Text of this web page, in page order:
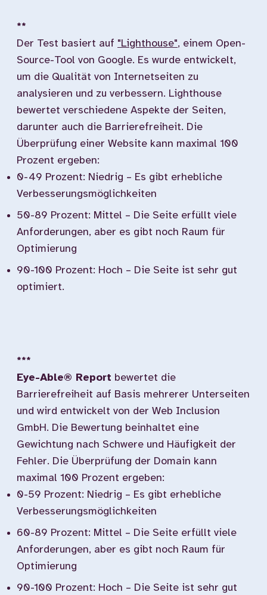
**
Der Test basiert auf "Lighthouse", einem Open-
Source-Tool von Google. Es wurde entwickelt,
um die Qualität von Internetseiten zu
analysieren und zu verbessern. Lighthouse
bewertet verschiedene Aspekte der Seiten,
darunter auch die Barrierefreiheit. Die
Überprüfung einer Website kann maximal 100
Prozent ergeben:
0-49 Prozent: Niedrig – Es gibt erhebliche
Verbesserungsmöglichkeiten
50-89 Prozent: Mittel – Die Seite erfüllt viele
Anforderungen, aber es gibt noch Raum für
Optimierung
90-100 Prozent: Hoch – Die Seite ist sehr gut
optimiert.
***
Eye-Able® Report bewertet die
Barrierefreiheit auf Basis mehrerer Unterseiten
und wird entwickelt von der Web Inclusion
GmbH. Die Bewertung beinhaltet eine
Gewichtung nach Schwere und Häufigkeit der
Fehler. Die Überprüfung der Domain kann
maximal 100 Prozent ergeben:
0-59 Prozent: Niedrig – Es gibt erhebliche
Verbesserungsmöglichkeiten
60-89 Prozent: Mittel – Die Seite erfüllt viele
Anforderungen, aber es gibt noch Raum für
Optimierung
90-100 Prozent: Hoch – Die Seite ist sehr gut